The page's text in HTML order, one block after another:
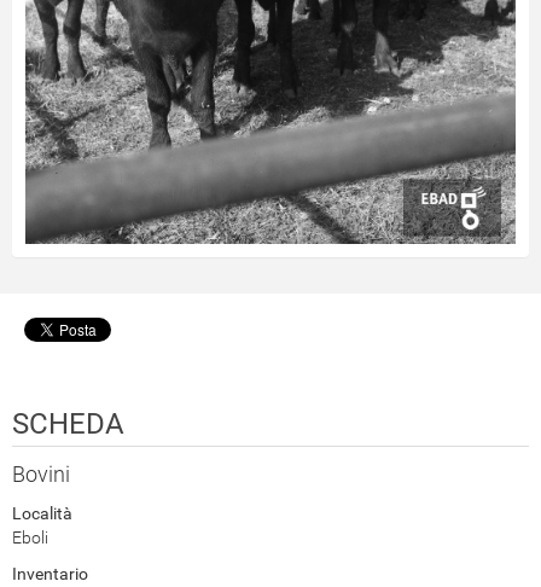
SCHEDA
Bovini
Località
Eboli
Inventario